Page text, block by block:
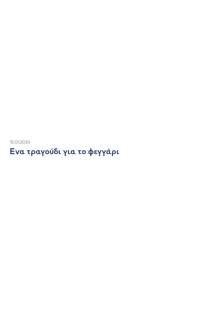
13.01.2024
Ένα τραγούδι για το φεγγάρι